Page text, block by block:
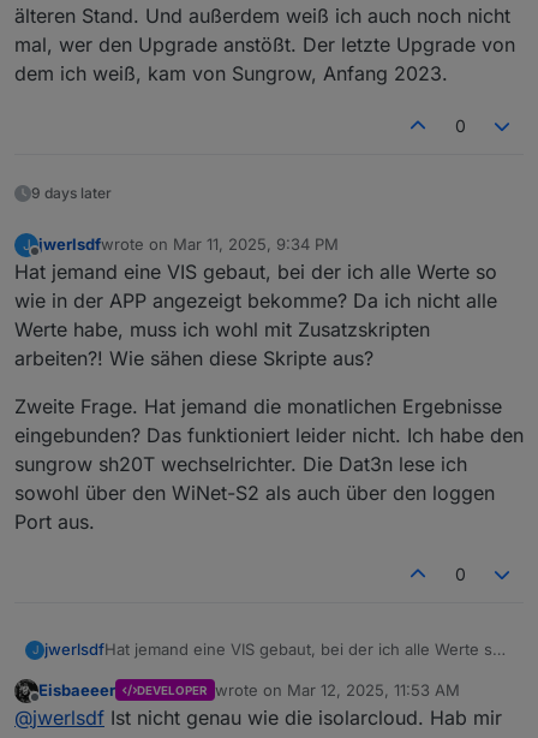
älteren Stand. Und außerdem weiß ich auch noch nicht
mal, wer den Upgrade anstößt. Der letzte Upgrade von
dem ich weiß, kam von Sungrow, Anfang 2023.
0
9 days later
J
Offline
jwerlsdfwrote on Mar 11, 2025, 9:34 PM
last edited by
Hat jemand eine VIS gebaut, bei der ich alle Werte so
wie in der APP angezeigt bekomme? Da ich nicht alle
Werte habe, muss ich wohl mit Zusatzskripten
arbeiten?! Wie sähen diese Skripte aus?
Zweite Frage. Hat jemand die monatlichen Ergebnisse
eingebunden? Das funktioniert leider nicht. Ich habe den
sungrow sh20T wechselrichter. Die Dat3n lese ich
sowohl über den WiNet-S2 als auch über den loggen
Port aus.
0
J jwerlsdfHat jemand eine VIS gebaut, bei der ich alle Werte so
Werte habe, muss ich wohl mit Zusatzskripten
arbeiten?! Wie sähen diese Skripte aus?
Zweite Frage. Hat jemand die monatlichen Ergebnisse
eingebunden? Das funktioniert leider nicht. Ich habe
Offline
Eisbaeeer DEVELOPER wrote on Mar 12, 2025, 11:53 AM
last edited by
@jwerlsdf Ist nicht genau wie die isolarcloud. Hab mir